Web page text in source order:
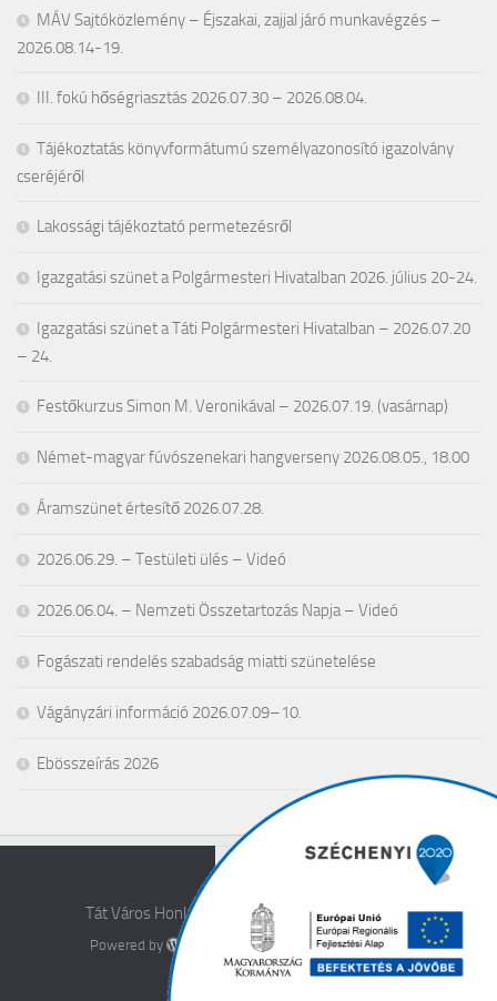
MÁV Sajtóközlemény – Éjszakai, zajjal járó munkavégzés –
2026.08.14-19.
III. fokú hőségriasztás 2026.07.30 – 2026.08.04.
Tájékoztatás könyvformátumú személyazonosító igazolvány
cseréjéről
Lakossági tájékoztató permetezésről
Igazgatási szünet a Polgármesteri Hivatalban 2026. július 20-24.
Igazgatási szünet a Táti Polgármesteri Hivatalban – 2026.07.20
– 24.
Festőkurzus Simon M. Veronikával – 2026.07.19. (vasárnap)
Német-magyar fúvószenekari hangverseny 2026.08.05., 18.00
Áramszünet értesítő 2026.07.28.
2026.06.29. – Testületi ülés – Videó
2026.06.04. – Nemzeti Összetartozás Napja – Videó
Fogászati rendelés szabadság miatti szünetelése
Vágányzári információ 2026.07.09–10.
Ebösszeírás 2026
Tát Város Honlapja © 2026. All Rights Reserved.
Powered by - Designed with the Hueman theme